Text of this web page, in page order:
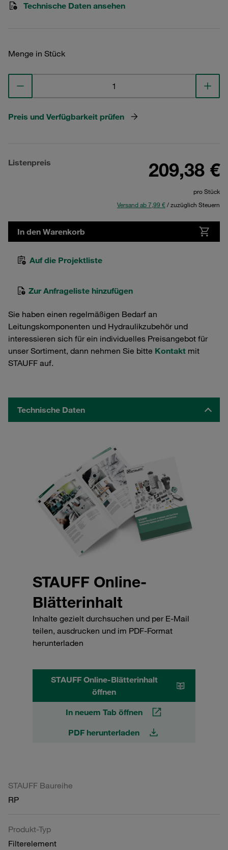
Technische Daten ansehen
Menge in Stück
Preis und Verfügbarkeit prüfen
Listenpreis 209,38 €
pro Stück
Versand ab 7,99 €/ zuzüglich Steuern
In den Warenkorb
Auf die Projektliste
Zur Anfrageliste hinzufügen
Sie haben einen regelmäßigen Bedarf an
Leitungskomponenten und Hydraulikzubehör und
interessieren sich für ein individuelles Preisangebot für
unser Sortiment, dann nehmen Sie bitte Kontakt mit
STAUFF auf.
Technische Daten
STAUFF Online-
Blätterinhalt
Inhalte gezielt durchsuchen und per E-Mail
teilen, ausdrucken und im PDF-Format
herunterladen
STAUFF Online-Blätterinhalt
öffnen
In neuem Tab öffnen
PDF herunterladen
STAUFF Baureihe
RP
Produkt-Typ
Filterelement